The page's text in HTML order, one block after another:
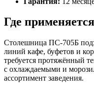
Где применяется
Столешница ПС-705Б
линий кафе, буфетов и
требуется протяжённый
с охлаждаемыми и
ассортимент заведения.